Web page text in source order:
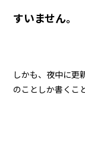
すいません。
しかも、夜中に更
のことしか書くこ